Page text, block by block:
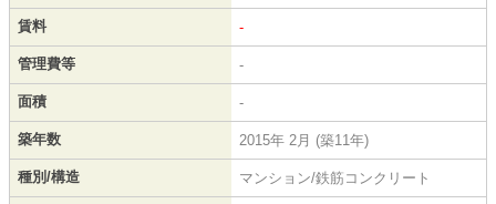
賃料 -
管理費等 -
面積 -
築年数 2015年 2月 (築11年)
種別/構造 マンション/鉄筋コンクリート